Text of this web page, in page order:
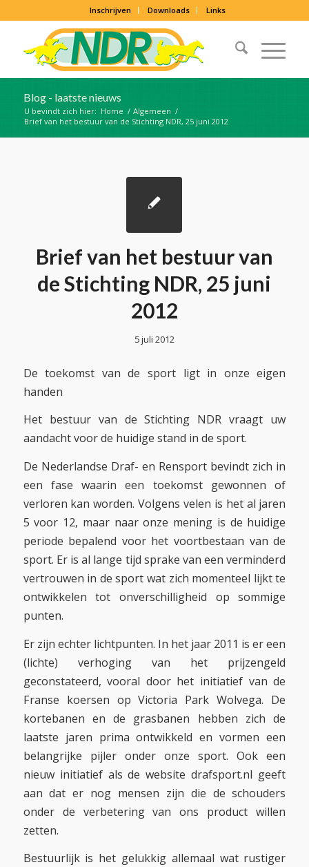
Inschrijven Downloads Links
Blog - laatste nieuws
U bevindt zich hier: Home / Algemeen /
Brief van het bestuur van de Stichting NDR, 25 juni 2012
Brief van het bestuur van
de Stichting NDR, 25 juni
2012
5 juli 2012
De toekomst van de sport ligt in onze eigen
handen
Het bestuur van de Stichting NDR vraagt uw
aandacht voor de huidige stand in de sport.
De Nederlandse Draf- en Rensport bevindt zich in
een fase waarin een toekomst gewonnen of
verloren kan worden. Volgens velen is het al jaren
5 voor 12, maar naar onze mening is de huidige
periode bepalend voor het voortbestaan van de
sport. Er is al lange tijd sprake van een verminderd
vertrouwen in de sport wat zich momenteel lijkt te
ontwikkelen tot onverschilligheid op sommige
punten.
Er zijn echter lichtpunten. In het jaar 2011 is er een
(lichte) verhoging van het prijzengeld
geconstateerd, vooral door het initiatief van de
Franse koersen op Victoria Park Wolvega. De
kortebanen en de grasbanen hebben zich de
laatste jaren prima ontwikkeld en vormen een
belangrijke pijler onder onze sport. Ook een
nieuw initiatief als de website drafsport.nl geeft
aan dat er nog mensen zijn die de schouders
onder de verbetering van ons product willen
zetten.
Bestuurlijk is het gelukkig allemaal wat rustiger